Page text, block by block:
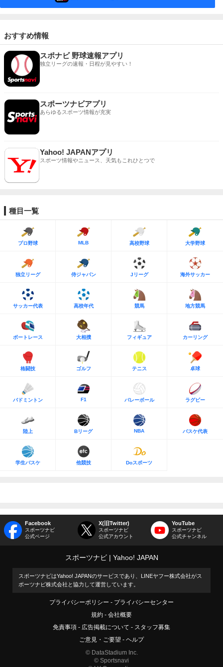
おすすめ情報
スポナビ 野球速報アプリ
独立リーグの速報・日程が見やすい！
スポーツナビアプリ
あらゆるスポーツ情報が充実
Yahoo! JAPANアプリ
スポーツ情報やニュース、天気もこれひとつで
種目一覧
プロ野球 MLB 高校野球 大学野球
独立リーグ 侍ジャパン Jリーグ 海外サッカー
サッカー代表 高校年代 競馬 地方競馬
ボートレース 大相撲 フィギュア カーリング
格闘技 ゴルフ テニス 卓球
バドミントン F1 バレーボール ラグビー
陸上 Bリーグ NBA バスケ代表
学生バスケ 他競技 Doスポーツ
Facebook
スポーツナビ
公式ページ
X(旧Twitter)
スポーツナビ
公式アカウント
YouTube
スポーツナビ
公式チャンネル
スポーツナビ Yahoo! JAPAN
スポーツナビはYahoo! JAPANのサービスであり、LINEヤフー株式会社がス
ポーツナビ株式会社と協力して運営しています。
プライバシーポリシー
プライバシーセンター
規約
会社概要
免責事項
広告掲載について
スタッフ募集
ご意見・ご要望
ヘルプ
© DataStadium Inc.
© Sportsnavi